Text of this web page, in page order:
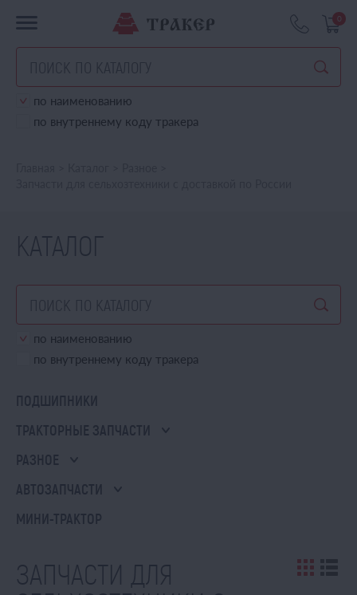
0
по наименованию
по внутреннему коду тракера
КАТАЛОГ
по наименованию
по внутреннему коду тракера
ПОДШИПНИКИ
ТРАКТОРНЫЕ ЗАПЧАСТИ
РАЗНОЕ
АВТОЗАПЧАСТИ
МИНИ-ТРАКТОР
ЗАПЧАСТИ ДЛЯ